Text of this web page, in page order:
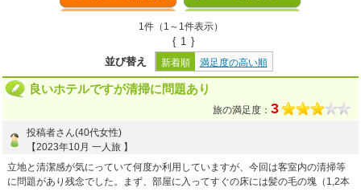
1件（1～1件表示）
{ 1 }
並び替え
新着順 満足度の高い順
良いホテルですが清掃に問題あり
旅の満足度： 3
投稿者さん(40代女性)
【2023年10月 一人旅 】
立地と清潔感が気にっていて何度か利用していますが、今回は客室内の清掃等
に問題があり残念でした。まず、部屋に入ってすぐの床には髪の毛の塊（1,2本